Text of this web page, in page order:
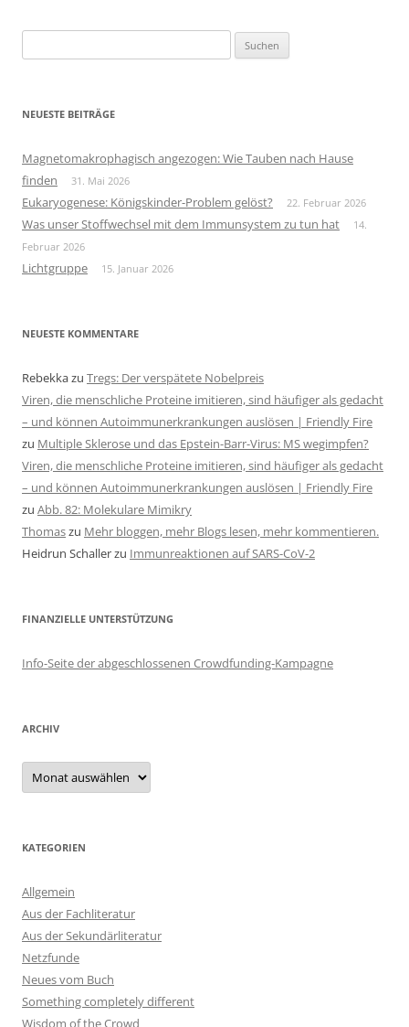
nach:
NEUESTE BEITRÄGE
Magnetomakrophagisch angezogen: Wie Tauben nach Hause
finden
31. Mai 2026
Eukaryogenese: Königskinder-Problem gelöst? 22. Februar 2026
Was unser Stoffwechsel mit dem Immunsystem zu tun hat
14.
Februar 2026
Lichtgruppe 15. Januar 2026
NEUESTE KOMMENTARE
Rebekkazu Tregs: Der verspätete Nobelpreis
Viren, die menschliche Proteine imitieren, sind häufiger als gedacht
– und können Autoimmunerkrankungen auslösen | Friendly Fire
zu Multiple Sklerose und das Epstein-Barr-Virus: MS wegimpfen?
Viren, die menschliche Proteine imitieren, sind häufiger als gedacht
– und können Autoimmunerkrankungen auslösen | Friendly Fire
zu Abb. 82: Molekulare Mimikry
Thomaszu Mehr bloggen, mehr Blogs lesen, mehr kommentieren.
Heidrun Schallerzu Immunreaktionen auf SARS-CoV-2
FINANZIELLE UNTERSTÜTZUNG
Info-Seite der abgeschlossenen Crowdfunding-Kampagne
ARCHIV
Archiv
KATEGORIEN
Allgemein
Aus der Fachliteratur
Aus der Sekundärliteratur
Netzfunde
Neues vom Buch
Something completely different
Wisdom of the Crowd